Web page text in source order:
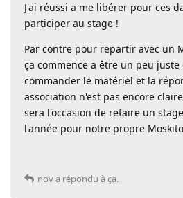
J'ai réussi a me libérer pour ces
participer au stage !
Par contre pour repartir avec un
ça commence a être un peu
commander le matériel et la
association n'est pas encore
sera l'occasion de refaire un
l'année pour notre propre
nova répondu à ça.